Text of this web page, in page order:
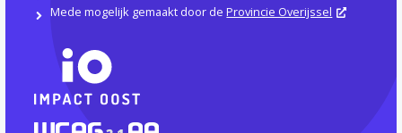
Mede mogelijk gemaakt door deProvincie Overijssel